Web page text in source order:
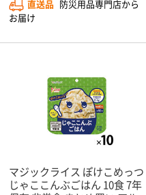
直送品 防災用品専門店から
お届け
マジックライス ぽけこめっつ
じゃここんぶごはん 10食 7年